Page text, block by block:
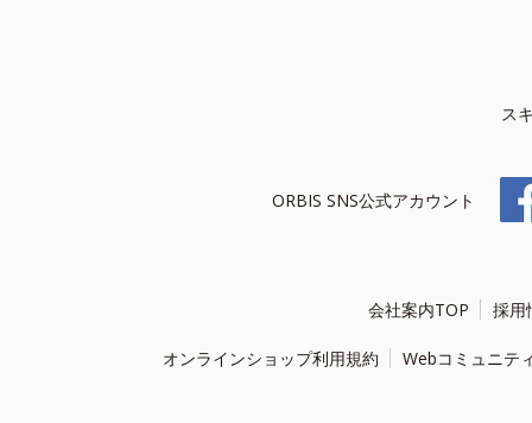
ス
ORBIS SNS公式アカウント
会社案内TOP 採用
オンラインショップ利用規約 Webコミュニテ